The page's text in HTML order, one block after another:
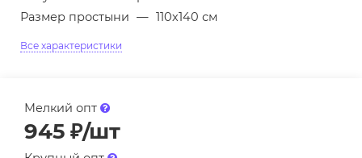
Размер простыни — 110х140 см
Все характеристики
Мелкий опт
945 ₽/шт